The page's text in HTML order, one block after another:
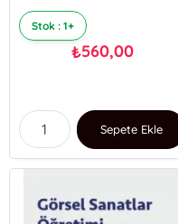
Stok : 1+
₺560,00
Sepete Ekle